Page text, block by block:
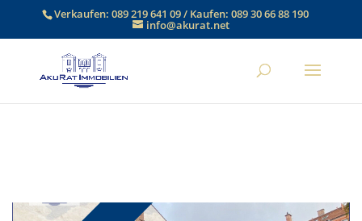
Verkaufen:089 219 641 09/ Kaufen:089 30 66 88 190
info@akurat.net